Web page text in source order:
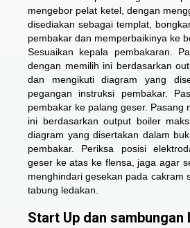
mengebor pelat ketel, dengan
disediakan sebagai templat,
pembakar dan memperbaikinya ke
Sesuaikan kepala pembakaran.
dengan memilih ini berdasarkan
dan mengikuti diagram yang
pegangan instruksi pembakar.
pembakar ke palang geser. Pasang
ini berdasarkan output boiler
diagram yang disertakan dalam
pembakar. Periksa posisi
geser ke atas ke flensa, jaga agar
menghindari gesekan pada cakram
tabung ledakan.
Start Up dan